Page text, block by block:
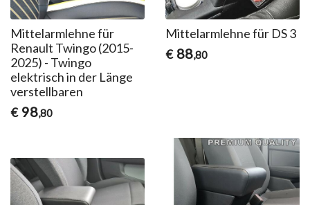
Mittelarmlehne für
Renault Twingo (2015-
2025) - Twingo
elektrisch in der Länge
verstellbaren
€ 98,80
Mittelarmlehne für DS 3
€ 88,80